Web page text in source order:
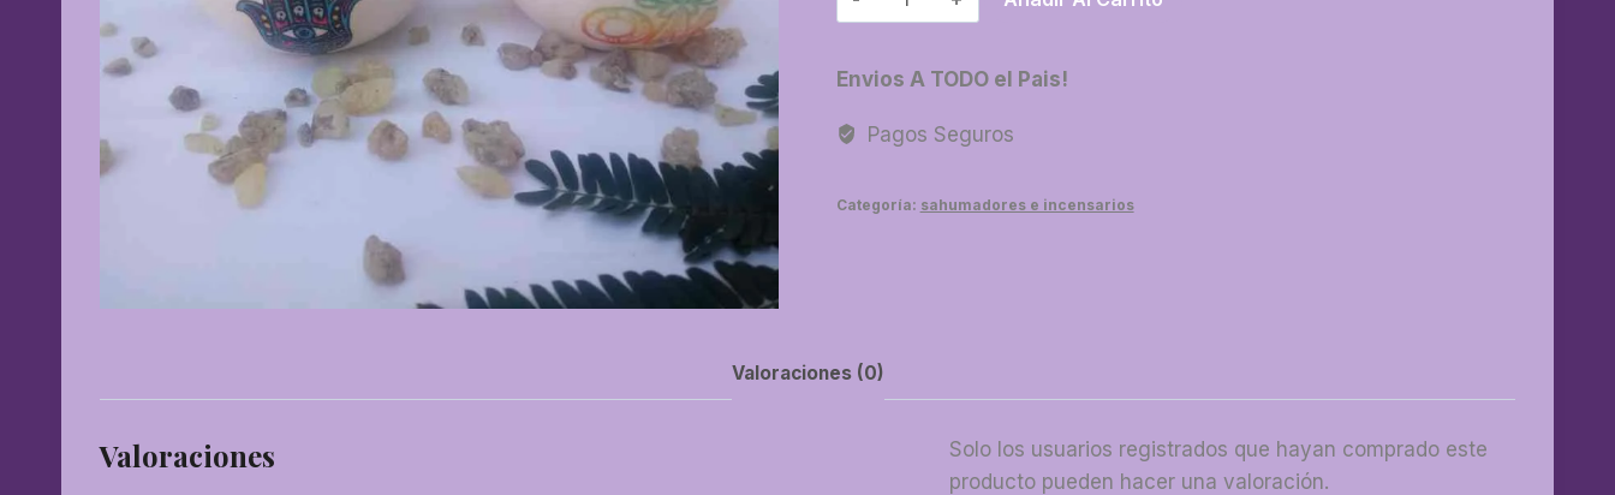
Sahumador
cantidad
Envios A TODO el Pais!
Pagos Seguros
Categoría: sahumadores e incensarios
Valoraciones (0)
Valoraciones
Solo los usuarios registrados que hayan comprado este
producto pueden hacer una valoración.